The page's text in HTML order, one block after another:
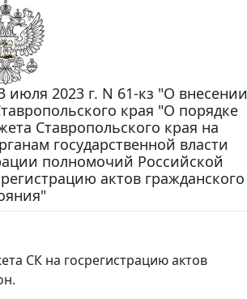
июля 2023 г. N 61-кз "О внесении
края "О порядке
Ставропольского края на
государственной власти
полномочий Российской
актов гражданского
СК на госрегистрацию актов